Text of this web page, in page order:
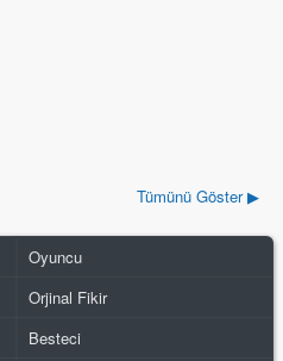
Tümünü Göster ▶
Oyuncu
Orjinal Fikir
Besteci